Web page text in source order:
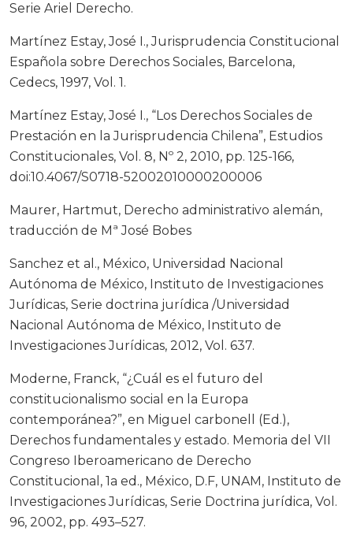
Serie Ariel Derecho.
Martínez Estay, José I., Jurisprudencia Constitucional
Española sobre Derechos Sociales, Barcelona,
Cedecs, 1997, Vol. 1.
Martínez Estay, José I., “Los Derechos Sociales de
Prestación en la Jurisprudencia Chilena”, Estudios
Constitucionales, Vol. 8, Nº 2, 2010, pp. 125-166,
doi:10.4067/S0718-52002010000200006
Maurer, Hartmut, Derecho administrativo alemán,
traducción de Mª José Bobes
Sanchez et al., México, Universidad Nacional
Autónoma de México, Instituto de Investigaciones
Jurídicas, Serie doctrina jurídica /Universidad
Nacional Autónoma de México, Instituto de
Investigaciones Jurídicas, 2012, Vol. 637.
Moderne, Franck, “¿Cuál es el futuro del
constitucionalismo social en la Europa
contemporánea?”, en Miguel carbonell (Ed.),
Derechos fundamentales y estado. Memoria del VII
Congreso Iberoamericano de Derecho
Constitucional, 1a ed., México, D.F, UNAM, Instituto de
Investigaciones Jurídicas, Serie Doctrina jurídica, Vol.
96, 2002, pp. 493–527.